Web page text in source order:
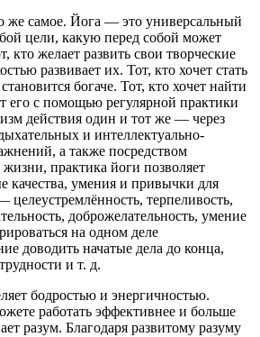
же самое. Йога — это универсальный
цели, какую перед собой может
кто желает развить свои творческие
развивает их. Тот, кто хочет стать
богаче. Тот, кто хочет найти
его с помощью регулярной практики
действия один и тот же — через
и интеллектуально-
а также посредством
жизни, практика йоги позволяет
качества, умения и привычки для
терпеливость,
доброжелательность, умение
на одном деле
доводить начатые дела до конца,
и т. д.
бодростью и энергичностью.
работать эффективнее и больше
разум. Благодаря развитому разуму